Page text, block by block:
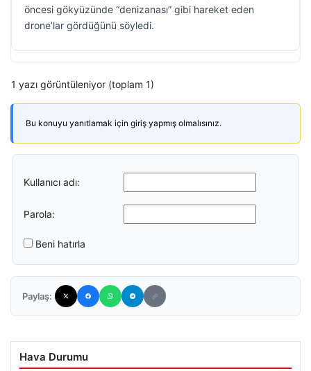
öncesi gökyüzünde “denizanası” gibi hareket eden
drone’lar gördüğünü söyledi.
1 yazı görüntüleniyor (toplam 1)
Bu konuyu yanıtlamak için giriş yapmış olmalısınız.
Kullanıcı adı:
Parola:
Beni hatırla
Paylaş:
Hava Durumu